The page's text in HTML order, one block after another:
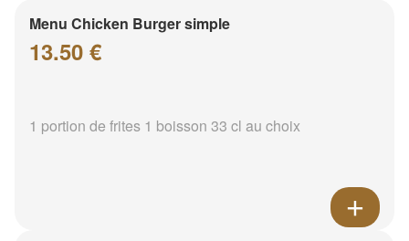
Menu Chicken Burger simple
13.50 €
1 portion de frites 1 boisson 33 cl au choix